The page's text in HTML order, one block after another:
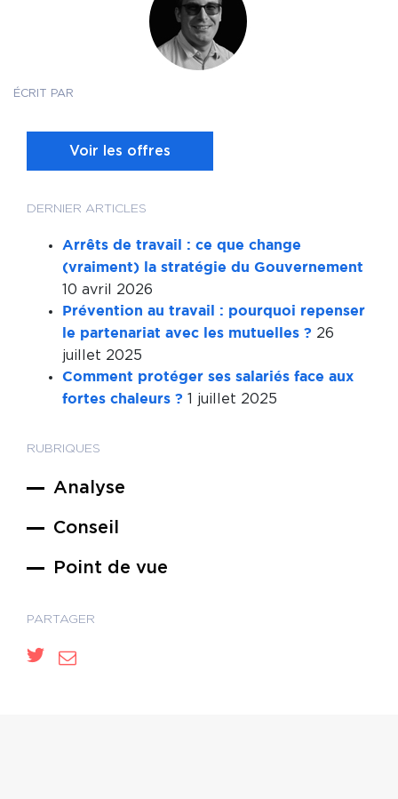
DERNIER ARTICLES
Arrêts de travail : ce que change
(vraiment) la stratégie du Gouvernement
10 avril 2026
Prévention au travail : pourquoi repenser
le partenariat avec les mutuelles ? 26
juillet 2025
Comment protéger ses salariés face aux
fortes chaleurs ? 1 juillet 2025
RUBRIQUES
Analyse
Conseil
Point de vue
PARTAGER
ÉCRIT PAR
Voir les offres